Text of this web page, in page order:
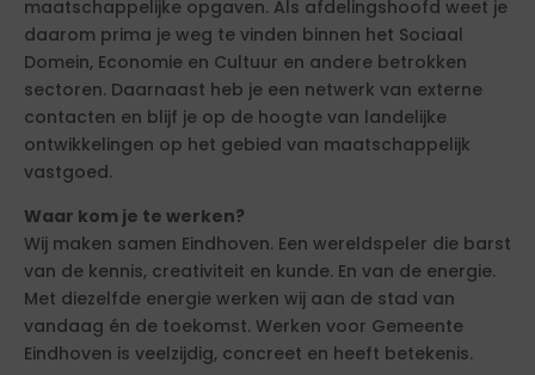
maatschappelijke opgaven. Als afdelingshoofd weet je
daarom prima je weg te vinden binnen het Sociaal
Domein, Economie en Cultuur en andere betrokken
sectoren. Daarnaast heb je een netwerk van externe
contacten en blijf je op de hoogte van landelijke
ontwikkelingen op het gebied van maatschappelijk
vastgoed.
Waar kom je te werken?
Wij maken samen Eindhoven. Een wereldspeler die barst
van de kennis, creativiteit en kunde. En van de energie.
Met diezelfde energie werken wij aan de stad van
vandaag én de toekomst. Werken voor Gemeente
Eindhoven is veelzijdig, concreet en heeft betekenis.